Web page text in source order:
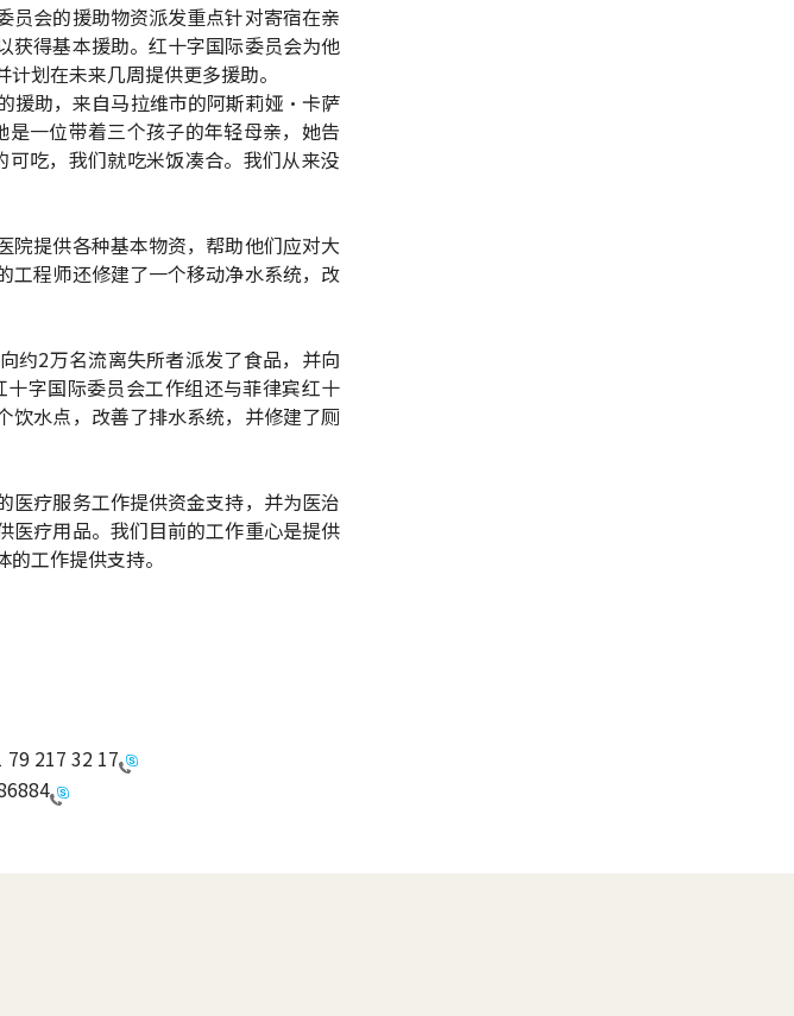
员会的援助物资派发重点针对寄宿在亲
获得基本援助。红十字国际委员会为他
划在未来几周提供更多援助。
援助，来自马拉维市的阿斯莉娅·卡萨
一位带着三个孩子的年轻母亲，她告
吃，我们就吃米饭凑合。我们从来没
院提供各种基本物资，帮助他们应对大
工程师还修建了一个移动净水系统，改
约2万名流离失所者派发了食品，并向
字国际委员会工作组还与菲律宾红十
饮水点，改善了排水系统，并修建了厕
医疗服务工作提供资金支持，并为医治
医疗用品。我们目前的工作重心是提供
工作提供支持。
79 217 32 17